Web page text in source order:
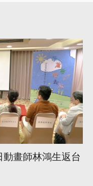
畫師林鴻生返台